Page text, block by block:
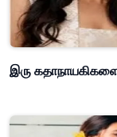
இரு